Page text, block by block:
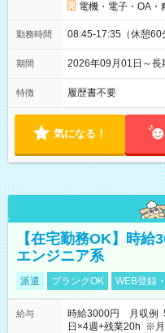
電機・電子・OA・
勤務時間 08:45-17:35（休憩60
期間 2026年09月01日～
特徴 履歴書不要
気になる！
【在宅勤務OK】時給
エンジニア系
派遣 ブランクOK WEB登録
給与
時給3000円 月収例
日×4週+残業20h ※月